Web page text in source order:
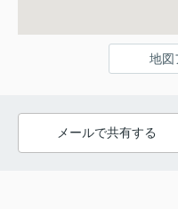
地図
メールで共有する